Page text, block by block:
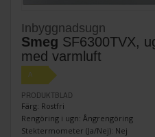
Inbyggnadsugn
Smeg SF6300TVX,
med varmluft
A
PRODUKTBLAD
Färg: Rostfri
Rengöring i ugn: Ångrengöring
Stektermometer (Ja/Nej): Nej